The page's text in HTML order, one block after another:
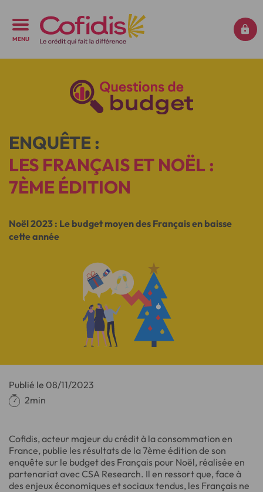
MENU
ENQUÊTE :
LES FRANÇAIS ET NOËL :
7ÈME ÉDITION
Noël 2023 : Le budget moyen des Français en baisse
cette année
Publié le 08/11/2023
2min
Cofidis, acteur majeur du crédit à la consommation en
France, publie les résultats de la 7ème édition de son
enquête sur le budget des Français pour Noël, réalisée en
partenariat avec CSA Research. Il en ressort que, face à
des enjeux économiques et sociaux tendus, les Français ne